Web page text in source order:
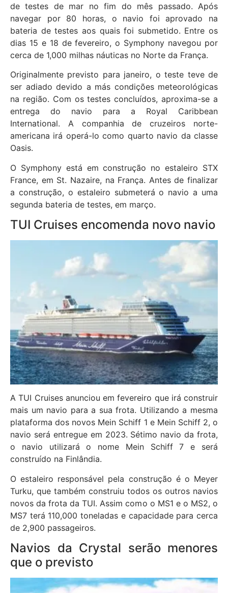
de testes de mar no fim do mês passado. Após
navegar por 80 horas, o navio foi aprovado na
bateria de testes aos quais foi submetido. Entre os
dias 15 e 18 de fevereiro, o Symphony navegou por
cerca de 1,000 milhas náuticas no Norte da França.
Originalmente previsto para janeiro, o teste teve de
ser adiado devido a más condições meteorológicas
na região. Com os testes concluídos, aproxima-se a
entrega do navio para a Royal Caribbean
International. A companhia de cruzeiros norte-
americana irá operá-lo como quarto navio da classe
Oasis.
O Symphony está em construção no estaleiro STX
France, em St. Nazaire, na França. Antes de finalizar
a construção, o estaleiro submeterá o navio a uma
segunda bateria de testes, em março.
TUI Cruises encomenda novo navio
A TUI Cruises anunciou em fevereiro que irá construir
mais um navio para a sua frota. Utilizando a mesma
plataforma dos novos Mein Schiff 1 e Mein Schiff 2, o
navio será entregue em 2023. Sétimo navio da frota,
o navio utilizará o nome Mein Schiff 7 e será
construído na Finlândia.
O estaleiro responsável pela construção é o Meyer
Turku, que também construiu todos os outros navios
novos da frota da TUI. Assim como o MS1 e o MS2, o
MS7 terá 110,000 toneladas e capacidade para cerca
de 2,900 passageiros.
Navios da Crystal serão menores
que o previsto